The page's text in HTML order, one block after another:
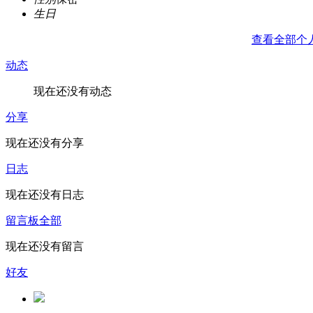
生日
查看全部个
动态
现在还没有动态
分享
现在还没有分享
日志
现在还没有日志
留言板全部
现在还没有留言
好友